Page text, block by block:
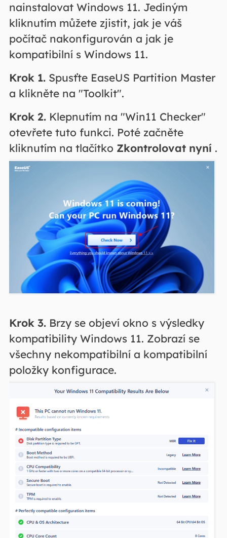
nainstalovat Windows 11. Jediným
kliknutím můžete zjistit, jak je váš
počítač nakonfigurován a jak je
kompatibilní s Windows 11.
Krok 1.Spusťte EaseUS Partition Master
a klikněte na "Toolkit".
Krok 2.Klepnutím na "Win11 Checker"
otevřete tuto funkci. Poté začněte
kliknutím na tlačítko Zkontrolovat nyní .
Krok 3.Brzy se objeví okno s výsledky
kompatibility Windows 11. Zobrazí se
všechny nekompatibilní a kompatibilní
položky konfigurace.